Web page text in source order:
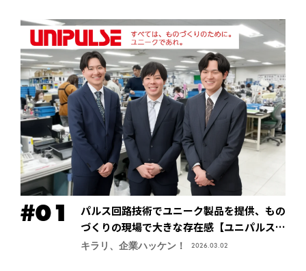
パルス回路技術でユニーク製品を提供、もの
づくりの現場で大きな存在感【ユニパルス株
式会社】
キラリ、企業ハッケン！ 2026.03.02